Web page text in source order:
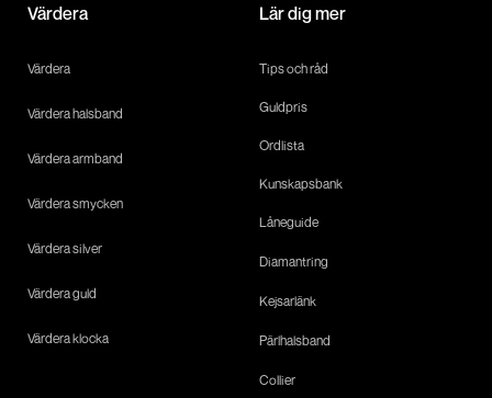
Värdera
Värdera
Värdera halsband
Värdera armband
Värdera smycken
Värdera silver
Värdera guld
Värdera klocka
Lär dig mer
Tips och råd
Guldpris
Ordlista
Kunskapsbank
Låneguide
Diamantring
Kejsarlänk
Pärlhalsband
Collier